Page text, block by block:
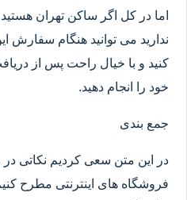
اما در کل اگر ساکن تهران
ندارید می توانید هنگام سفارش
کنید و با خیال راحت پس از
خود را انجام دهید.
جمع بندی
در این متن سعی کردیم نکاتی در
فروشگاه های اینترنتی مطرح